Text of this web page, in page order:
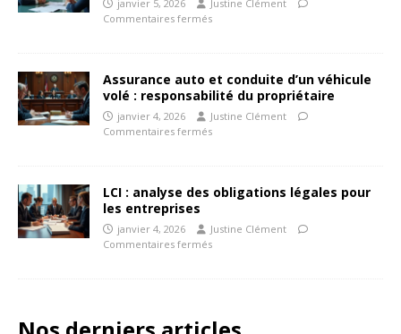
janvier 5, 2026
Justine Clément
Commentaires fermés
Assurance auto et conduite d’un véhicule
volé : responsabilité du propriétaire
janvier 4, 2026
Justine Clément
Commentaires fermés
LCI : analyse des obligations légales pour
les entreprises
janvier 4, 2026
Justine Clément
Commentaires fermés